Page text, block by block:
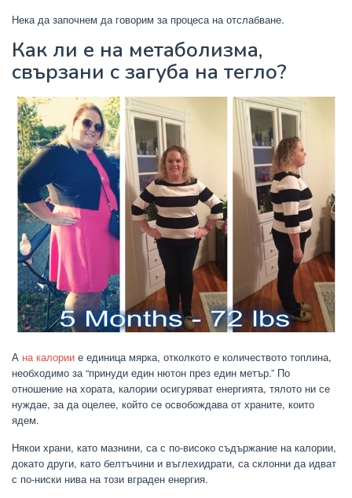
Нека да започнем да говорим за процеса на отслабване.
Как ли е на метаболизма,
свързани с загуба на тегло?
А на калории е единица мярка, отколкото е количеството топлина,
необходимо за “принуди един нютон през един метър.” По
отношение на хората, калории осигуряват енергията, тялото ни се
нуждае, за да оцелее, който се освобождава от храните, които
ядем.
Някои храни, като мазнини, са с по-високо съдържание на калории,
докато други, като белтъчини и въглехидрати, са склонни да идват
с по-ниски нива на този вграден енергия.